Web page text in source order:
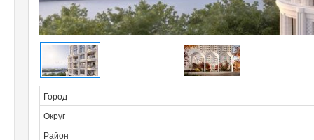
Город
Округ
Район